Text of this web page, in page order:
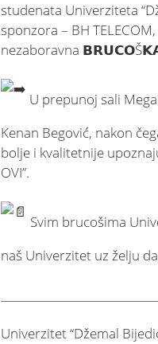
studenata Univerziteta
sponzora – BH
nezaboravna
U prepunoj sali
Kenan Begović, nakon
bolje i kvalitetnije
OVI”.
Svim brucošima
naš Univerzitet uz želju
Univerzitet “Džemal